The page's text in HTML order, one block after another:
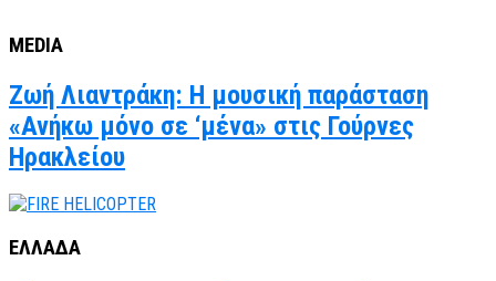
MEDIA
Ζωή Λιαντράκη: Η μουσική παράσταση
«Ανήκω μόνο σε ‘μένα» στις Γούρνες
Ηρακλείου
ΕΛΛΑΔΑ